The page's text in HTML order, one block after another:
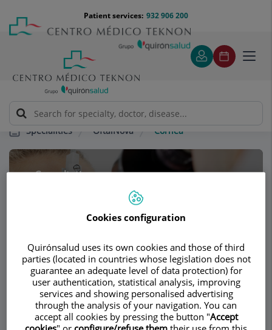
content
Menú
teléfono
cabecera
932 906 200
Patient services:
Specialities OftalNova Córnea
Consultation area
OftalNova
OPHTHALMOLOGY
Make an appointment
Cookies configuration
Quirónsalud uses its own cookies and those of third
parties (located in countries whose legislation does not
guarantee an adequate level of data protection) for
user authentication, statistical analysis, improving
services and showing personalised advertising
through the analysis of your navigation. You can
accept all cookies by pressing the button "Accept